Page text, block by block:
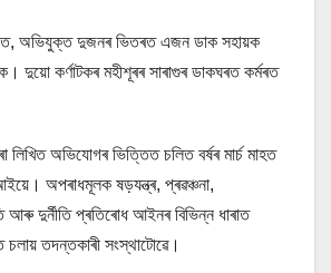
অভিযুক্ত দুজনৰ ভিতৰত এজন ডাক সহায়ক
কৰ্ণাটকৰ মহীশূৰৰ সাৰাগুৰ ডাকঘৰত কৰ্মৰত
লিখিত অভিযোগৰ ভিত্তিত চলিত বৰ্ষৰ মাৰ্চ মাহত
অপৰাধমূলক ষড়যন্ত্ৰ, প্ৰৱঞ্চনা,
আৰু দুৰ্নীতি প্ৰতিৰোধ আইনৰ বিভিন্ন ধাৰাত
তদন্তকাৰী সংস্থাটোৱে।